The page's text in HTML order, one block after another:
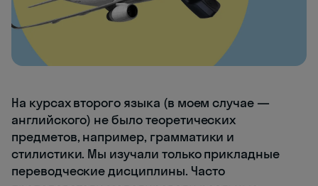
На курсах второго языка (в моем случае —
английского) не было теоретических
предметов, например, грамматики и
стилистики. Мы изучали только прикладные
переводческие дисциплины. Часто